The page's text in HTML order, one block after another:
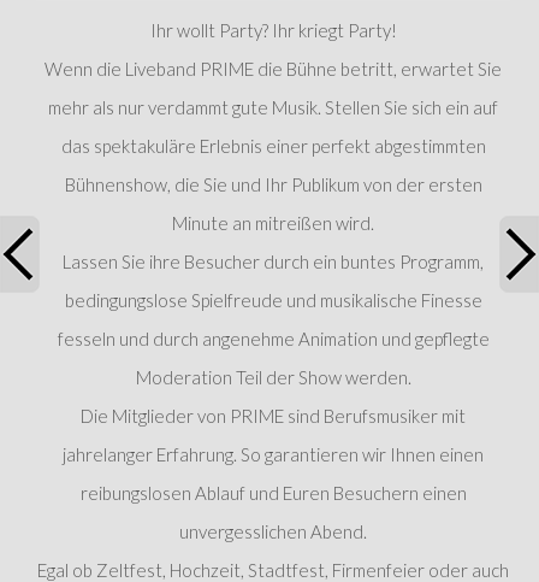
Ihr wollt Party? Ihr kriegt Party!
Wenn die Liveband PRIME die Bühne betritt, erwartet Sie
mehr als nur verdammt gute Musik. Stellen Sie sich ein auf
das spektakuläre Erlebnis einer perfekt abgestimmten
Bühnenshow, die Sie und Ihr Publikum von der ersten
Minute an mitreißen wird.
Lassen Sie ihre Besucher durch ein buntes Programm,
bedingungslose Spielfreude und musikalische Finesse
fesseln und durch angenehme Animation und gepflegte
Moderation Teil der Show werden.
Die Mitglieder von PRIME sind Berufsmusiker mit
jahrelanger Erfahrung. So garantieren wir Ihnen einen
reibungslosen Ablauf und Euren Besuchern einen
unvergesslichen Abend.
Egal ob Zeltfest, Hochzeit, Stadtfest, Firmenfeier oder auch